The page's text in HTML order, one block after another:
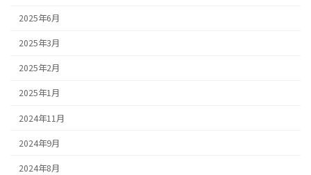
2025年6月
2025年3月
2025年2月
2025年1月
2024年11月
2024年9月
2024年8月